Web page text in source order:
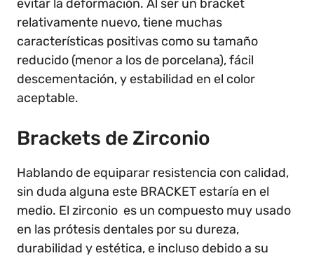
evitar la deformación. Al ser un bracket
relativamente nuevo, tiene muchas
características positivas como su tamaño
reducido (menor a los de porcelana), fácil
descementación, y estabilidad en el color
aceptable.
Brackets de Zirconio
Hablando de equiparar resistencia con calidad,
sin duda alguna este BRACKET estaría en el
medio. El zirconio es un compuesto muy usado
en las prótesis dentales por su dureza,
durabilidad y estética, e incluso debido a su